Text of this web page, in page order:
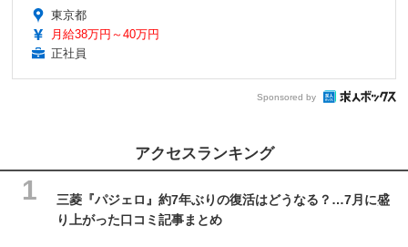
東京都
月給38万円～40万円
正社員
Sponsored by
アクセスランキング
三菱『パジェロ』約7年ぶりの復活はどうなる？…7月に盛
り上がった口コミ記事まとめ